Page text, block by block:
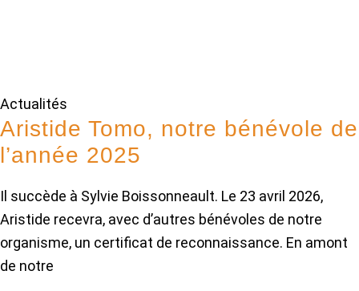
Actualités
Aristide Tomo, notre bénévole de
l’année 2025
Il succède à Sylvie Boissonneault. Le 23 avril 2026,
Aristide recevra, avec d’autres bénévoles de notre
organisme, un certificat de reconnaissance. En amont
de notre